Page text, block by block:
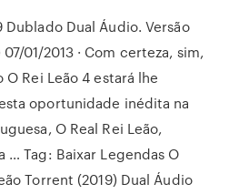
Dublado Dual Áudio. Versão
01/2013 · Com certeza, sim,
Rei Leão 4 estará lhe
oportunidade inédita na
O Real Rei Leão,
… Tag: Baixar Legendas O
Torrent (2019) Dual Áudio